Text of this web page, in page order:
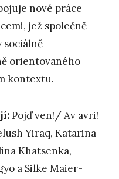
nové práce
jež společně
orientovaného
kontextu.
Pojď ven!/ Av avri!
Yiraq, Katarina
Khatsenka,
a Silke Maier-